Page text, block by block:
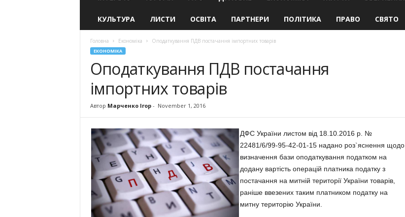
КУЛЬТУРА ЛИСТИ ОСВІТА ПАРТНЕРИ ПОЛІТИКА ПРАВО СВЯТО
Головна Економіка Оподаткування ПДВ постачання імпортних товарів
ЕКОНОМІКА
Оподаткування ПДВ постачання
імпортних товарів
Автор Марченко Ігор- November 1, 2016
ДФС України листом від 18.10.2016 р. №
22481/6/99-95-42-01-15 надано роз`яснення щодо
визначення бази оподаткування податком на
додану вартість операцій платника податку з
постачання на митній території України товарів,
раніше ввезених таким платником податку на
митну територію України.